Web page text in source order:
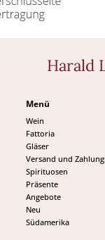
Harald
Menü
Wein
Fattoria
Gläser
Versand und
Spirituosen
Präsente
Angebote
Neu
Südamerika